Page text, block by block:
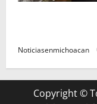
Noticiasenmichoacan
Copyright ©